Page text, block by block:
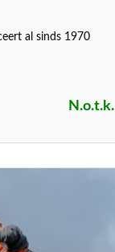
al sinds 1970
N.o.t.k.